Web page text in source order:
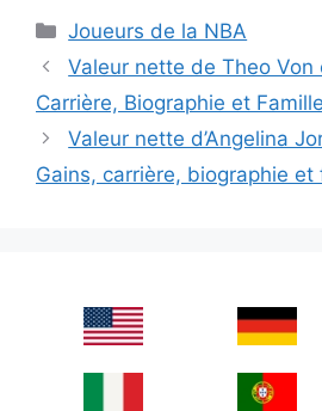
Categories
Joueurs de la NBA
Valeur nette de Theo Von
Carrière, Biographie et Famille
Valeur nette d’Angelina
Gains, carrière, biographie et